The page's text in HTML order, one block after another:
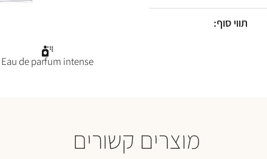
תווי סוף:
Eau de parfum intense
מוצרים קשורים